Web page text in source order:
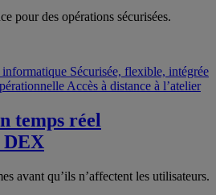
pour des opérations sécurisées.
informatique Sécurisée, flexible, intégrée
Accès à distance à l’atelier
temps réel
DEX
avant qu’ils n’affectent les utilisateurs.